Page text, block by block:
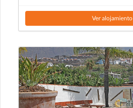
Ver alojamiento